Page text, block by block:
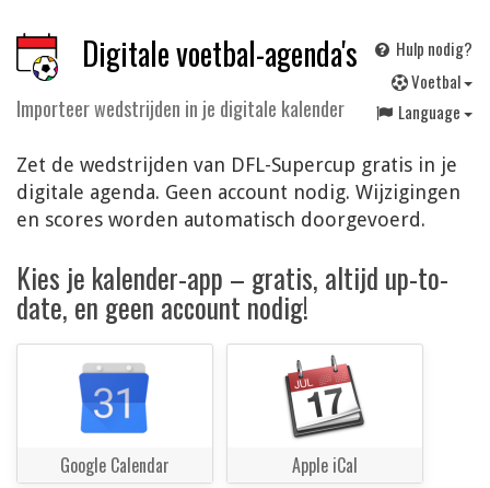
Digitale voetbal-agenda's
Importeer wedstrijden in je digitale kalender
Hulp nodig?
Voetbal
Language
Zet de wedstrijden van DFL-Supercup gratis in je
digitale agenda. Geen account nodig. Wijzigingen
en scores worden automatisch doorgevoerd.
Kies je kalender-app – gratis, altijd up-to-
date, en geen account nodig!
Google Calendar Apple iCal